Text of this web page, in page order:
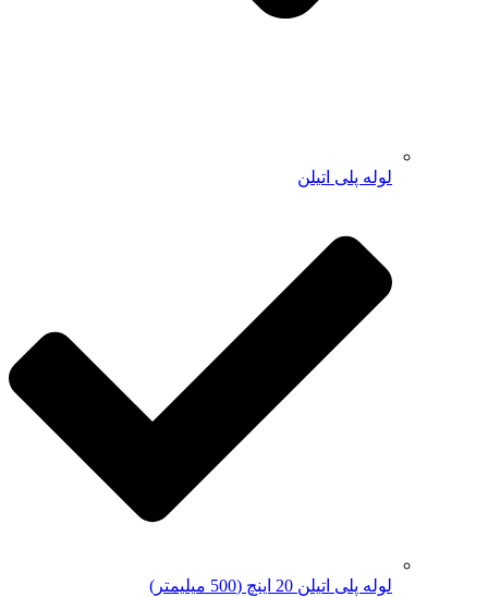
لوله پلی اتیلن
لوله پلی اتیلن 20 اینچ (500 میلیمتر)